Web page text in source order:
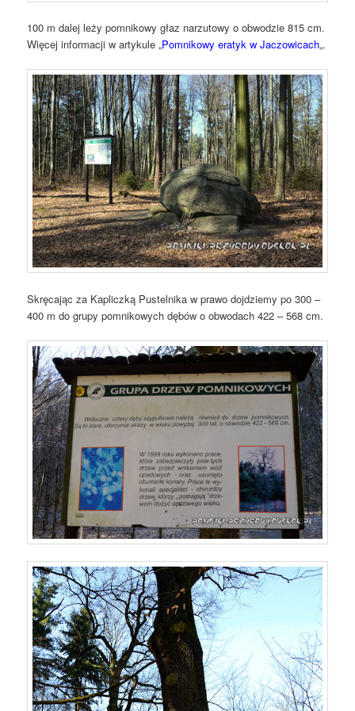
100 m dalej leży pomnikowy głaz narzutowy o obwodzie 815 cm.
Więcej informacji w artykule „Pomnikowy eratyk w Jaczowicach„.
Skręcając za Kapliczką Pustelnika w prawo dojdziemy po 300 –
400 m do grupy pomnikowych dębów o obwodach 422 – 568 cm.